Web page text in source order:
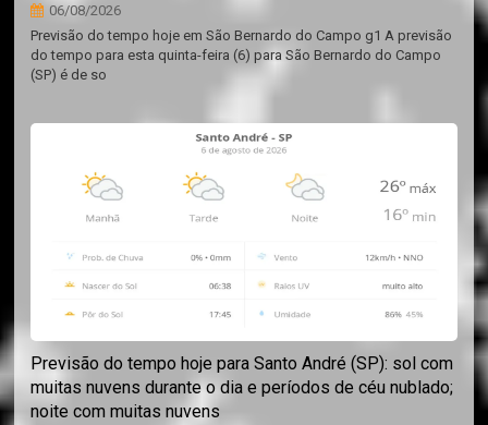
06/08/2026
Previsão do tempo hoje em São Bernardo do Campo g1 A previsão
do tempo para esta quinta-feira (6) para São Bernardo do Campo
(SP) é de so
Previsão do tempo hoje para Santo André (SP): sol com
muitas nuvens durante o dia e períodos de céu nublado;
noite com muitas nuvens